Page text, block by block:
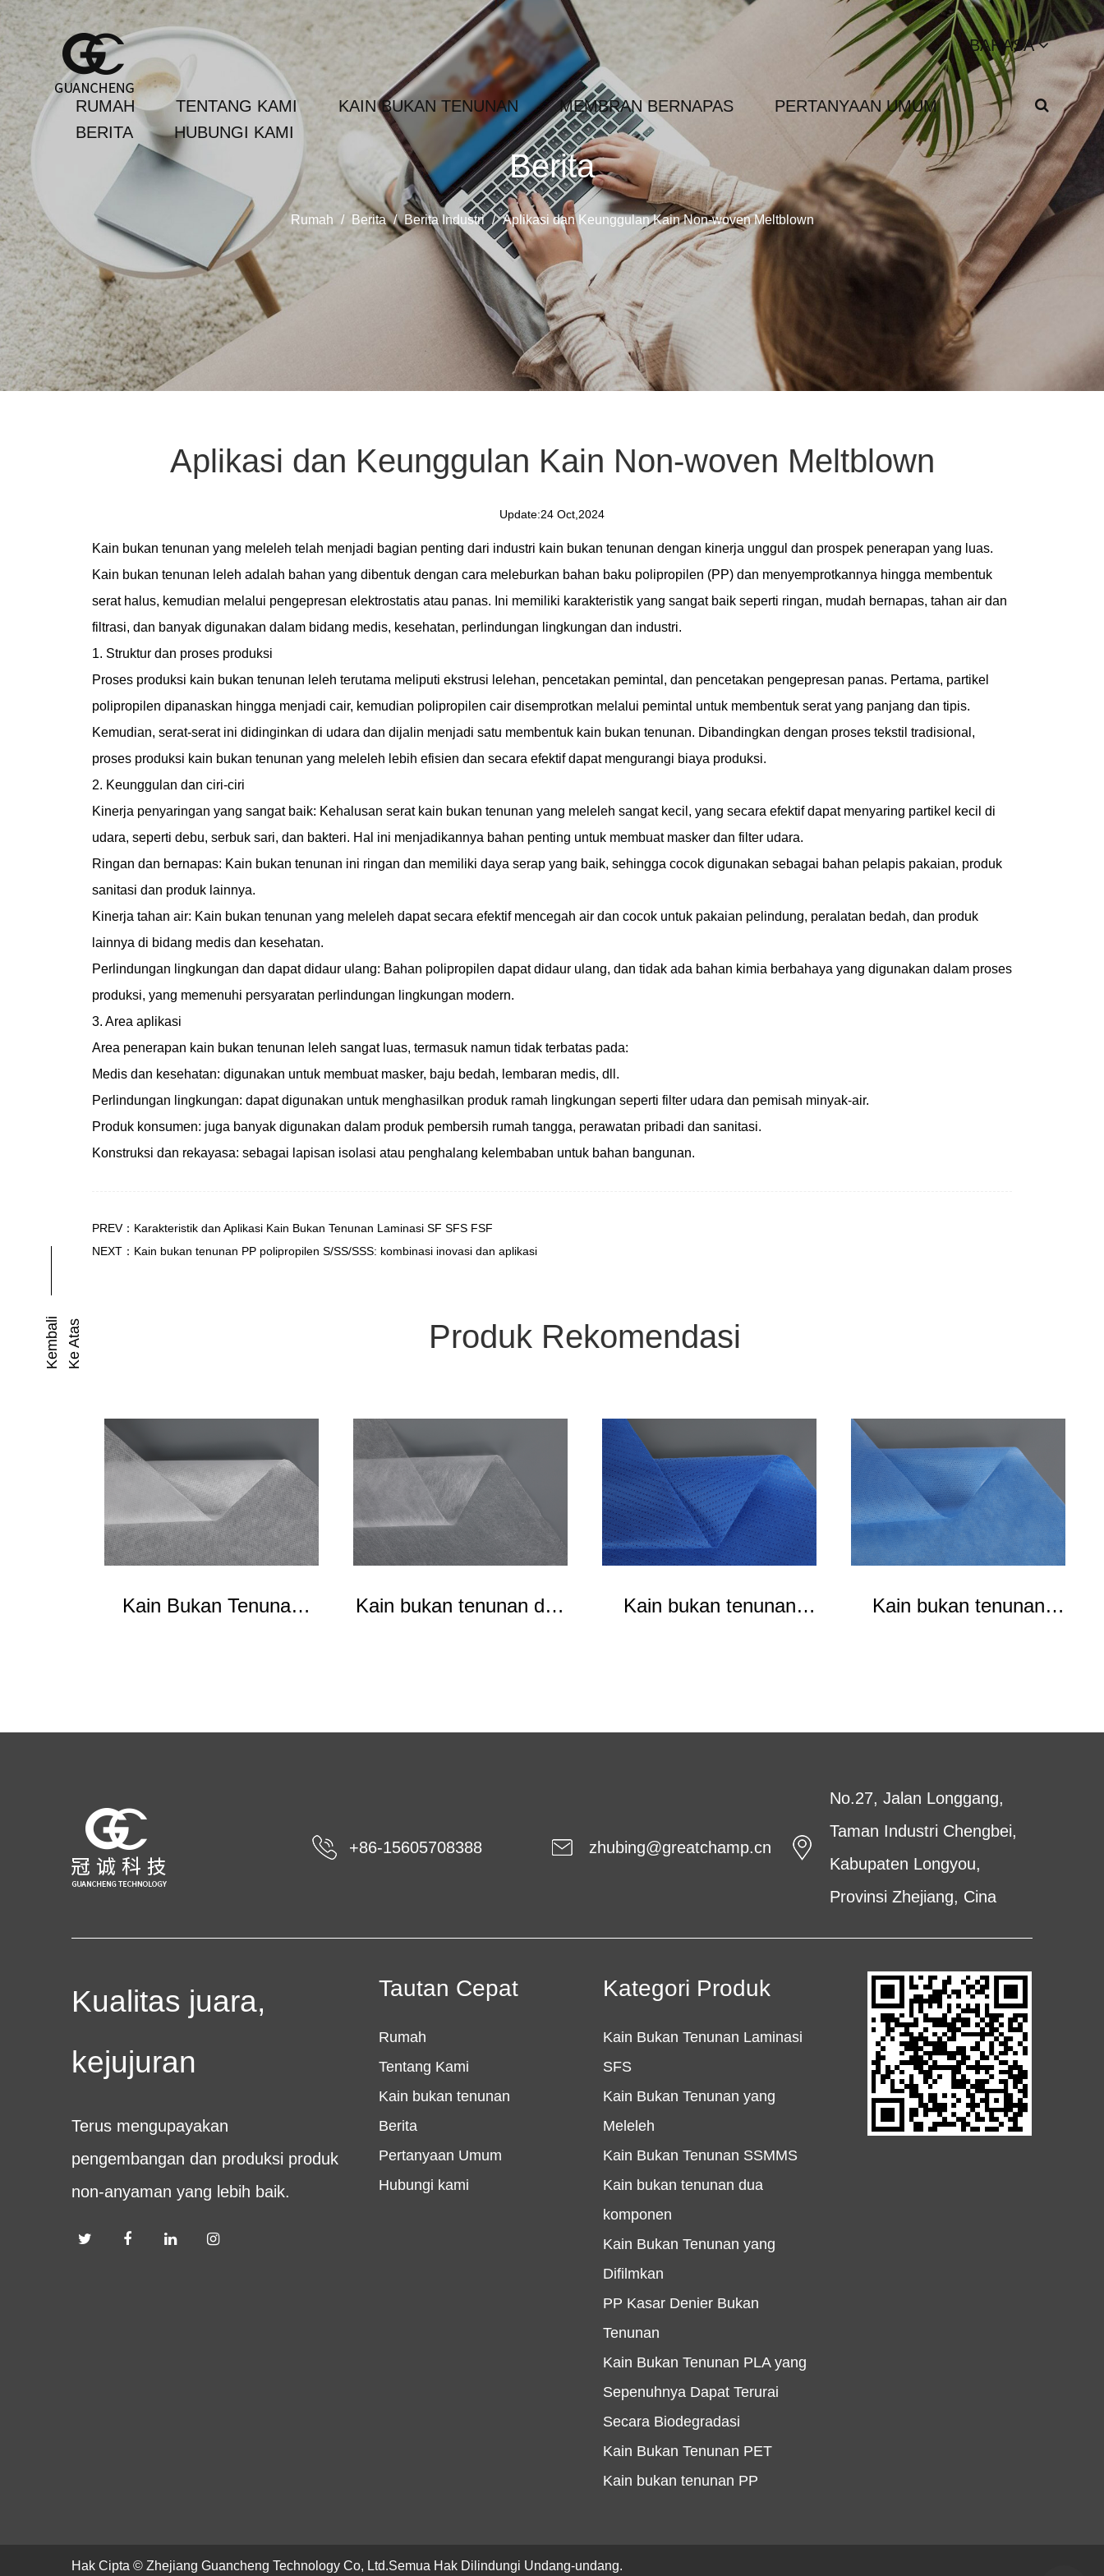
BAHASA
RUMAH TENTANG KAMI KAIN BUKAN TENUNAN MEMBRAN BERNAPAS
PERTANYAAN UMUM
BERITA
HUBUNGI KAMI
Berita
Rumah / Berita / Berita Industri / Aplikasi dan Keunggulan Kain Non-woven Meltblown
Aplikasi dan Keunggulan Kain Non-woven Meltblown
Update:24 Oct,2024
Kain bukan tenunan yang meleleh telah menjadi bagian penting dari industri kain bukan tenunan dengan kinerja unggul dan prospek penerapan yang luas.
Kain bukan tenunan leleh adalah bahan yang dibentuk dengan cara meleburkan bahan baku polipropilen (PP) dan menyemprotkannya hingga membentuk
serat halus, kemudian melalui pengepresan elektrostatis atau panas. Ini memiliki karakteristik yang sangat baik seperti ringan, mudah bernapas, tahan air dan
filtrasi, dan banyak digunakan dalam bidang medis, kesehatan, perlindungan lingkungan dan industri.
1. Struktur dan proses produksi
Proses produksi kain bukan tenunan leleh terutama meliputi ekstrusi lelehan, pencetakan pemintal, dan pencetakan pengepresan panas. Pertama, partikel
polipropilen dipanaskan hingga menjadi cair, kemudian polipropilen cair disemprotkan melalui pemintal untuk membentuk serat yang panjang dan tipis.
Kemudian, serat-serat ini didinginkan di udara dan dijalin menjadi satu membentuk kain bukan tenunan. Dibandingkan dengan proses tekstil tradisional,
proses produksi kain bukan tenunan yang meleleh lebih efisien dan secara efektif dapat mengurangi biaya produksi.
2. Keunggulan dan ciri-ciri
Kinerja penyaringan yang sangat baik: Kehalusan serat kain bukan tenunan yang meleleh sangat kecil, yang secara efektif dapat menyaring partikel kecil di
udara, seperti debu, serbuk sari, dan bakteri. Hal ini menjadikannya bahan penting untuk membuat masker dan filter udara.
Ringan dan bernapas: Kain bukan tenunan ini ringan dan memiliki daya serap yang baik, sehingga cocok digunakan sebagai bahan pelapis pakaian, produk
sanitasi dan produk lainnya.
Kinerja tahan air: Kain bukan tenunan yang meleleh dapat secara efektif mencegah air dan cocok untuk pakaian pelindung, peralatan bedah, dan produk
lainnya di bidang medis dan kesehatan.
Perlindungan lingkungan dan dapat didaur ulang: Bahan polipropilen dapat didaur ulang, dan tidak ada bahan kimia berbahaya yang digunakan dalam proses
produksi, yang memenuhi persyaratan perlindungan lingkungan modern.
3. Area aplikasi
Area penerapan kain bukan tenunan leleh sangat luas, termasuk namun tidak terbatas pada:
Medis dan kesehatan: digunakan untuk membuat masker, baju bedah, lembaran medis, dll.
Perlindungan lingkungan: dapat digunakan untuk menghasilkan produk ramah lingkungan seperti filter udara dan pemisah minyak-air.
Produk konsumen: juga banyak digunakan dalam produk pembersih rumah tangga, perawatan pribadi dan sanitasi.
Konstruksi dan rekayasa: sebagai lapisan isolasi atau penghalang kelembaban untuk bahan bangunan.
PREV：Karakteristik dan Aplikasi Kain Bukan Tenunan Laminasi SF SFS FSF
NEXT：Kain bukan tenunan PP polipropilen S/SS/SSS: kombinasi inovasi dan aplikasi
Produk Rekomendasi
Kain Bukan Tenunan
Kain bukan tenunan dua
Kain bukan tenunan
Kain bukan tenunan
+86-15605708388 zhubing@greatchamp.cn
No.27, Jalan Longgang,
Taman Industri Chengbei,
Kabupaten Longyou,
Provinsi Zhejiang, Cina
Kualitas juara,
kejujuran
Terus mengupayakan
pengembangan dan produksi produk
non-anyaman yang lebih baik.
Tautan Cepat
Rumah
Tentang Kami
Kain bukan tenunan
Berita
Pertanyaan Umum
Hubungi kami
Kategori Produk
Kain Bukan Tenunan Laminasi
SFS
Kain Bukan Tenunan yang
Meleleh
Kain Bukan Tenunan SSMMS
Kain bukan tenunan dua
komponen
Kain Bukan Tenunan yang
Difilmkan
PP Kasar Denier Bukan
Tenunan
Kain Bukan Tenunan PLA yang
Sepenuhnya Dapat Terurai
Secara Biodegradasi
Kain Bukan Tenunan PET
Kain bukan tenunan PP
Hak Cipta © Zhejiang Guancheng Technology Co, Ltd.Semua Hak Dilindungi Undang-undang.
K
E
M
B
A L
I
K
E
A
T
A S